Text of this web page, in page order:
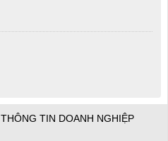
THÔNG TIN DOANH NGHIỆP